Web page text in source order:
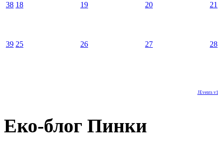
38 18 19 20 21
39 25 26 27 28
JEvents
Еко-блог Пинки